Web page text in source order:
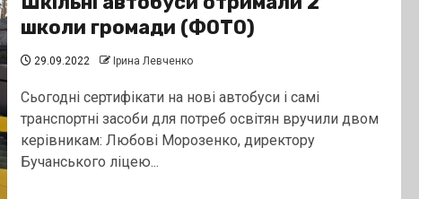
школи громади (ФОТО)
29.09.2022 Ірина Левченко
Сьогодні сертифікати на нові автобуси і самі
транспортні засоби для потреб освітян вручили двом
керівникам: Любові Морозенко, директору
Бучанського ліцею...